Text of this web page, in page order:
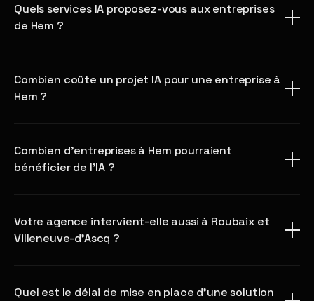
Quels services IA proposez-vous aux entreprises
de Hem ?
Combien coûte un projet IA pour une entreprise à
Hem ?
Combien d'entreprises à Hem pourraient
bénéficier de l'IA ?
Votre agence intervient-elle aussi à Roubaix et
Villeneuve-d'Ascq ?
Quel est le délai de mise en place d'une solution